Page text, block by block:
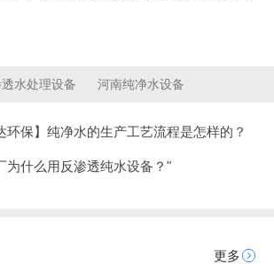
水处理设备 河南纯净水设备
环保】纯净水的生产工艺流程是怎样的？
为什么用反渗透纯水设备？"
更多